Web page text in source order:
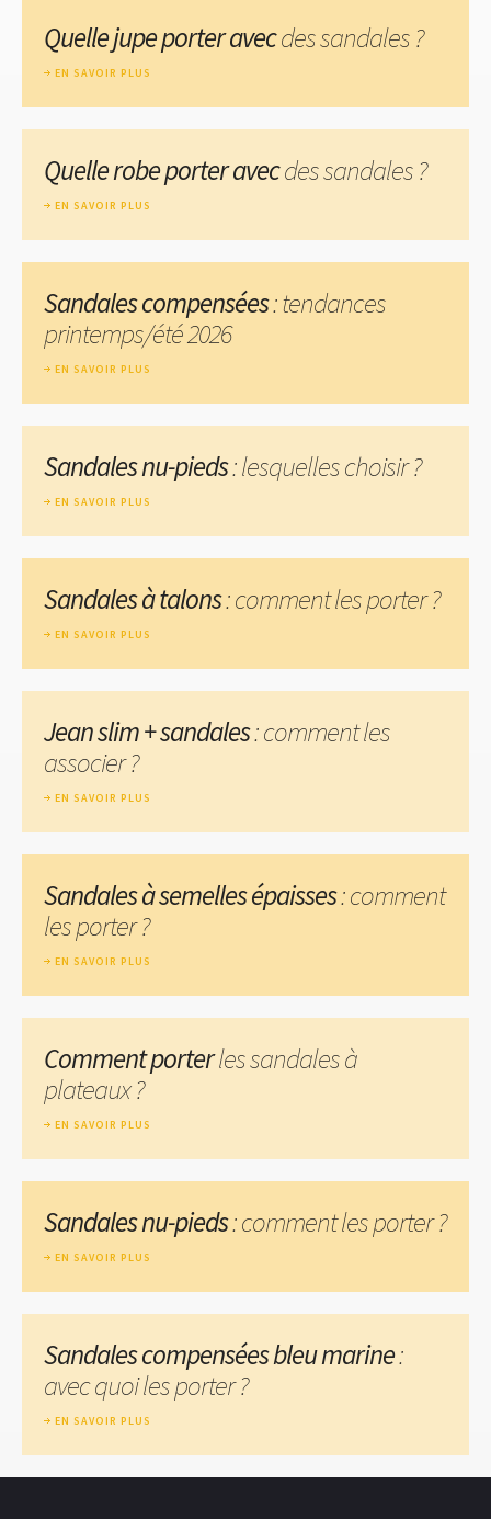
Quelle jupe porter avecdes sandales ?
EN SAVOIR PLUS
Quelle robe porter avecdes sandales ?
EN SAVOIR PLUS
Sandales compensées: tendances
printemps/été 2026
EN SAVOIR PLUS
Sandales nu-pieds: lesquelles choisir ?
EN SAVOIR PLUS
Sandales à talons: comment les porter ?
EN SAVOIR PLUS
Jean slim + sandales: comment les
associer ?
EN SAVOIR PLUS
Sandales à semelles épaisses: comment
les porter ?
EN SAVOIR PLUS
Comment porterles sandales à
plateaux ?
EN SAVOIR PLUS
Sandales nu-pieds: comment les porter ?
EN SAVOIR PLUS
Sandales compensées bleu marine:
avec quoi les porter ?
EN SAVOIR PLUS